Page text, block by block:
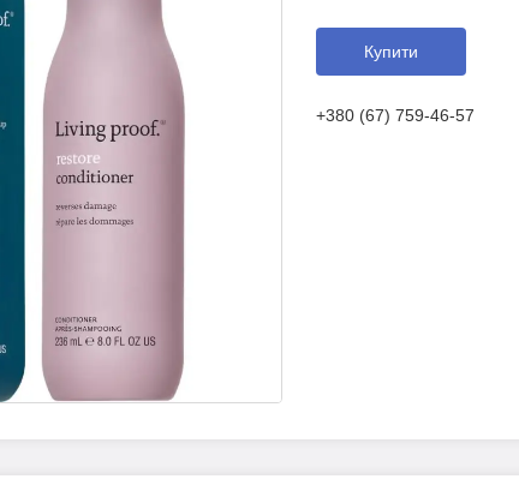
Купити
+380 (67) 759-46-57